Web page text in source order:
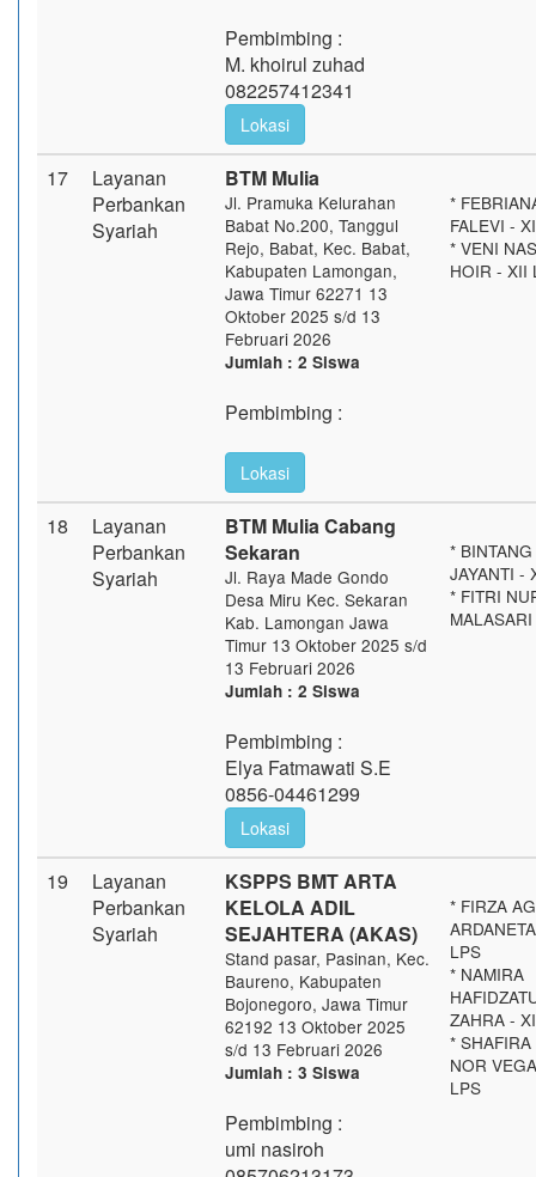
Pembimbing :
M. khoirul zuhad
082257412341
Lokasi
17
Layanan
Perbankan
Syariah
BTM Mulia
Jl. Pramuka Kelurahan
Babat No.200, Tanggul
Rejo, Babat, Kec. Babat,
Kabupaten Lamongan,
Jawa Timur 62271 13
Oktober 2025 s/d 13
Februari 2026
Jumlah : 2 Siswa
Pembimbing :
Lokasi
*
FALEVI -
* VENI
HOIR - XII
18
Layanan
Perbankan
Syariah
BTM Mulia Cabang
Sekaran
Jl. Raya Made Gondo
Desa Miru Kec. Sekaran
Kab. Lamongan Jawa
Timur 13 Oktober 2025 s/d
13 Februari 2026
Jumlah : 2 Siswa
Pembimbing :
Elya Fatmawati S.E
0856-04461299
Lokasi
*
JAYANTI -
* FITRI
19
Layanan
Perbankan
Syariah
KSPPS BMT ARTA
KELOLA ADIL
SEJAHTERA (AKAS)
Stand pasar, Pasinan, Kec.
Baureno, Kabupaten
Bojonegoro, Jawa Timur
62192 13 Oktober 2025
s/d 13 Februari 2026
Jumlah : 3 Siswa
Pembimbing :
umi nasiroh
* FIRZA
LPS
* NAMIRA
ZAHRA -
*
NOR
LPS